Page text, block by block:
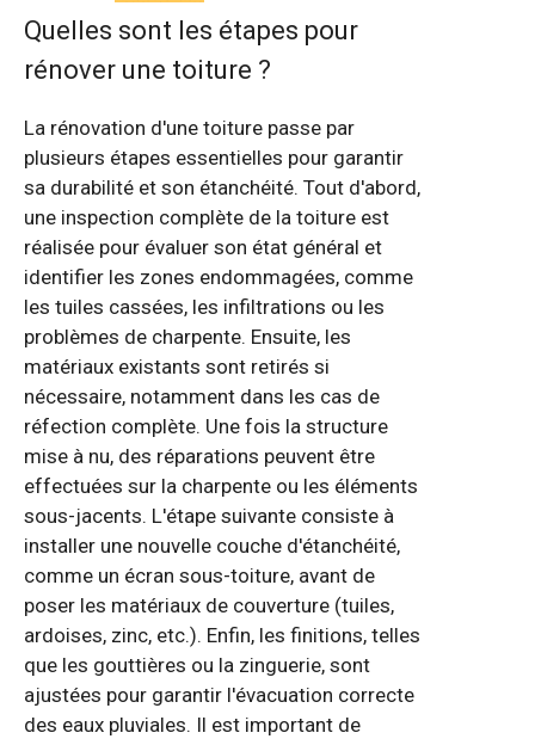
Quelles sont les étapes pour
rénover une toiture ?
La rénovation d'une toiture passe par
plusieurs étapes essentielles pour garantir
sa durabilité et son étanchéité. Tout d'abord,
une inspection complète de la toiture est
réalisée pour évaluer son état général et
identifier les zones endommagées, comme
les tuiles cassées, les infiltrations ou les
problèmes de charpente. Ensuite, les
matériaux existants sont retirés si
nécessaire, notamment dans les cas de
réfection complète. Une fois la structure
mise à nu, des réparations peuvent être
effectuées sur la charpente ou les éléments
sous-jacents. L'étape suivante consiste à
installer une nouvelle couche d'étanchéité,
comme un écran sous-toiture, avant de
poser les matériaux de couverture (tuiles,
ardoises, zinc, etc.). Enfin, les finitions, telles
que les gouttières ou la zinguerie, sont
ajustées pour garantir l'évacuation correcte
des eaux pluviales. Il est important de